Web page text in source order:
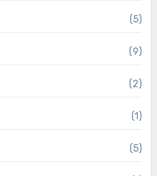
(5)
(9)
(2)
(1)
(5)